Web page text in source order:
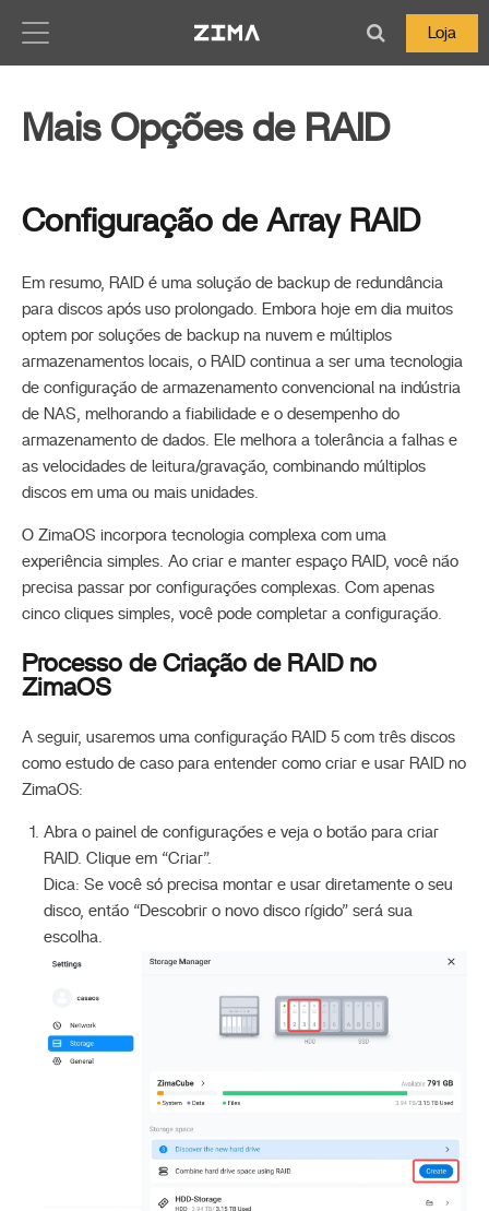
Loja
Mais Opções de RAID
Configuração de Array RAID
Em resumo, RAID é uma solução de backup de redundância
para discos após uso prolongado. Embora hoje em dia muitos
optem por soluções de backup na nuvem e múltiplos
armazenamentos locais, o RAID continua a ser uma tecnologia
de configuração de armazenamento convencional na indústria
de NAS, melhorando a fiabilidade e o desempenho do
armazenamento de dados. Ele melhora a tolerância a falhas e
as velocidades de leitura/gravação, combinando múltiplos
discos em uma ou mais unidades.
O ZimaOS incorpora tecnologia complexa com uma
experiência simples. Ao criar e manter espaço RAID, você não
precisa passar por configurações complexas. Com apenas
cinco cliques simples, você pode completar a configuração.
Processo de Criação de RAID no
ZimaOS
A seguir, usaremos uma configuração RAID 5 com três discos
como estudo de caso para entender como criar e usar RAID no
ZimaOS:
Abra o painel de configurações e veja o botão para criar
RAID. Clique em “Criar”.
Dica: Se você só precisa montar e usar diretamente o seu
disco, então “Descobrir o novo disco rígido” será sua
escolha.